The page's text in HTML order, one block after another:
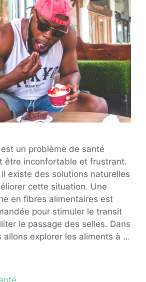
un problème de santé
être inconfortable et frustrant.
existe des solutions naturelles
cette situation. Une
en fibres alimentaires est
pour stimuler le transit
le passage des selles. Dans
allons explorer les aliments à …